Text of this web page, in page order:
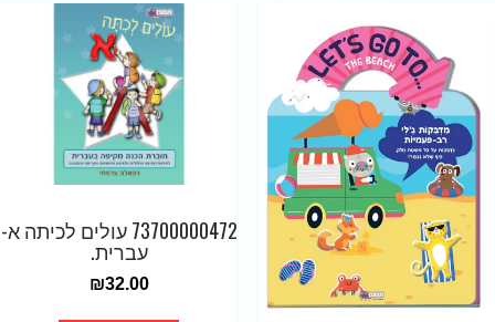
73700000472 עולים לכיתה א-
עברית.
₪32.00